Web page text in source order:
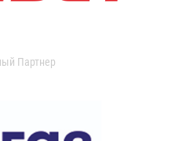
Партнер